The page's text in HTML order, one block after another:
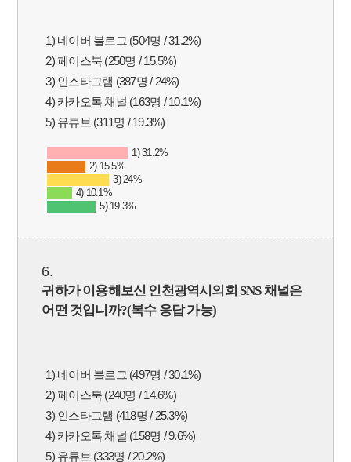
1) 네이버 블로그 (504명 / 31.2%)
2) 페이스북 (250명 / 15.5%)
3) 인스타그램 (387명 / 24%)
4) 카카오톡 채널 (163명 / 10.1%)
5) 유튜브 (311명 / 19.3%)
1) 31.2%
2) 15.5%
3) 24%
4) 10.1%
5) 19.3%
6.
귀하가 이용해보신 인천광역시의회 SNS채널은
어떤 것입니까?(복수 응답 가능)
1) 네이버 블로그 (497명 / 30.1%)
2) 페이스북 (240명 / 14.6%)
3) 인스타그램 (418명 / 25.3%)
4) 카카오톡 채널 (158명 / 9.6%)
5) 유튜브 (333명 / 20.2%)